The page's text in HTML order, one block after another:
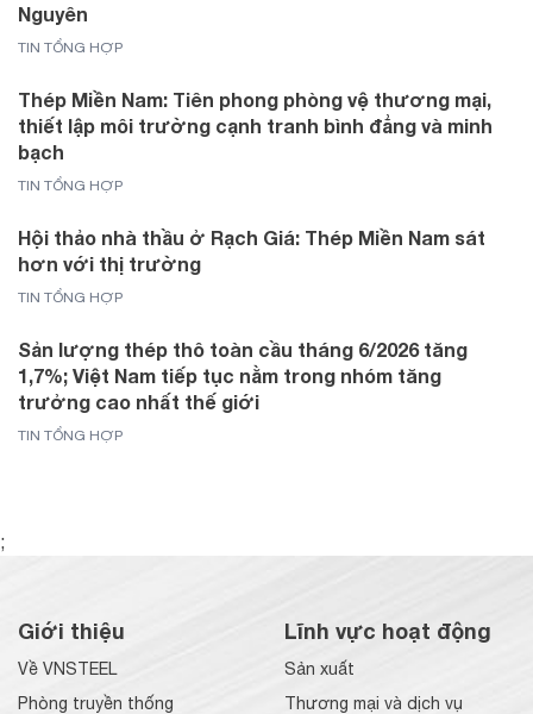
Nguyên
TIN TỔNG HỢP
Thép Miền Nam: Tiên phong phòng vệ thương mại,
thiết lập môi trường cạnh tranh bình đẳng và minh
bạch
TIN TỔNG HỢP
Hội thảo nhà thầu ở Rạch Giá: Thép Miền Nam sát
hơn với thị trường
TIN TỔNG HỢP
Sản lượng thép thô toàn cầu tháng 6/2026 tăng
1,7%; Việt Nam tiếp tục nằm trong nhóm tăng
trưởng cao nhất thế giới
TIN TỔNG HỢP
;
Giới thiệu
Về VNSTEEL
Phòng truyền thống
Lĩnh vực hoạt động
Sản xuất
Thương mại và dịch vụ